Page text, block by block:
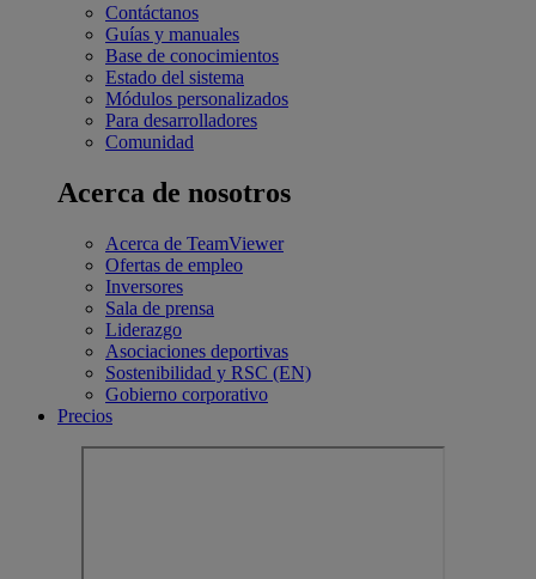
Contáctanos
Guías y manuales
Base de conocimientos
Estado del sistema
Módulos personalizados
Para desarrolladores
Comunidad
Acerca de nosotros
Acerca de TeamViewer
Ofertas de empleo
Inversores
Sala de prensa
Liderazgo
Asociaciones deportivas
Sostenibilidad y RSC (EN)
Gobierno corporativo
Precios